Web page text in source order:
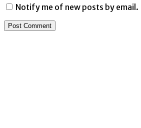
Notify me of new posts by email.